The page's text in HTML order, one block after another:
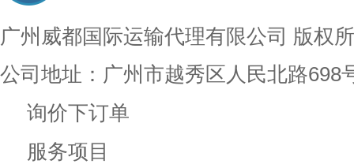
广州威都国际运输代理有限公司 版权
公司地址：广州市越秀区人民北路698
询价下订单
服务项目